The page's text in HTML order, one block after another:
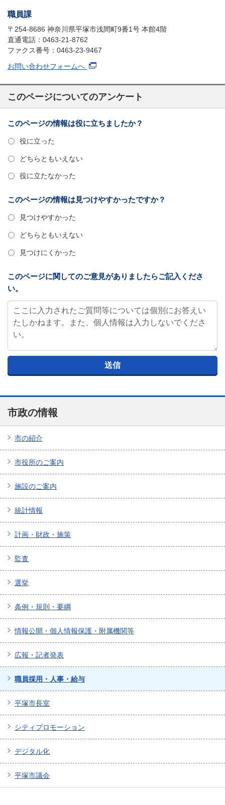
職員課
〒254-8686 神奈川県平塚市浅間町9番1号 本館4階
直通電話：0463-21-8762
ファクス番号：0463-23-9467
お問い合わせフォームへ
このページについてのアンケート
このページの情報は役に立ちましたか？
役に立った
どちらともいえない
役に立たなかった
このページの情報は見つけやすかったですか？
見つけやすかった
どちらともいえない
見つけにくかった
このページに関してのご意見がありましたらご記入くださ
い。
市政の情報
市の紹介
市役所のご案内
施設のご案内
統計情報
計画・財政・施策
監査
選挙
条例・規則・要綱
情報公開・個人情報保護・附属機関等
広報・記者発表
職員採用・人事・給与
平塚市長室
シティプロモーション
デジタル化
平塚市議会